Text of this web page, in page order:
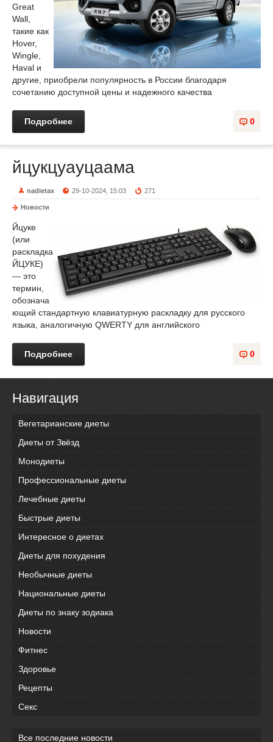
Great
Wall,
такие как
Hover,
Wingle,
Haval и
другие, приобрели популярность в России благодаря
сочетанию доступной цены и надежного качества
0
Подробнее
йцукцуауцаама
nadietax 29-10-2024, 15:03 271
Новости
Йцуке
(или
раскладка
ЙЦУКЕ)
— это
термин,
обознача
ющий стандартную клавиатурную раскладку для русского
языка, аналогичную QWERTY для английского
0
Подробнее
Навигация
Вегетарианские диеты
Диеты от Звёзд
Монодиеты
Профессиональные диеты
Лечебные диеты
Быстрые диеты
Интересное о диетах
Диеты для похудения
Необычные диеты
Национальные диеты
Диеты по знаку зодиака
Новости
Фитнес
Здоровье
Рецепты
Секс
Все последние новости